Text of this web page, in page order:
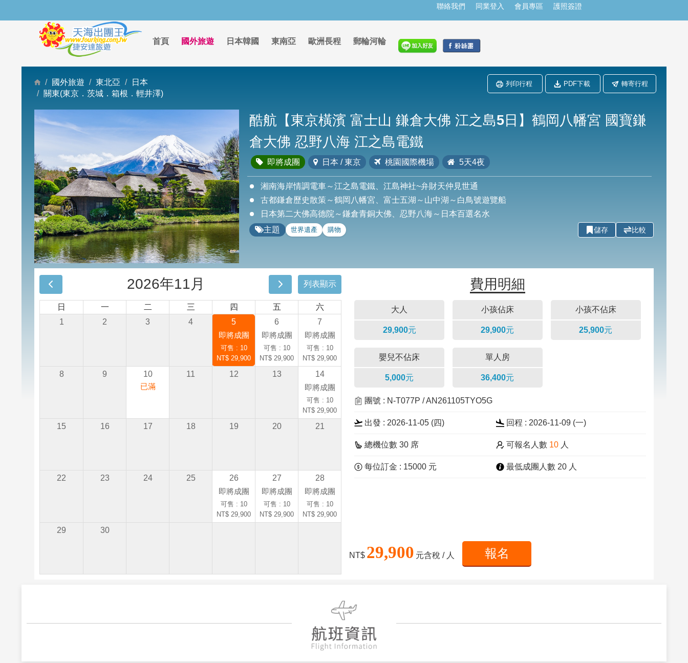
聯絡我們 同業登入 會員專區 護照簽證
首頁 國外旅遊 日本韓國 東南亞 歐洲長程 郵輪河輪
國外旅遊 東北亞
日本
關東(東京．茨城．箱根．輕井澤)
列印行程 PDF下載 轉寄行程
酷航【東京橫濱 富士山 鎌倉大佛 江之島5日】鶴岡八幡宮 國寶鎌
倉大佛 忍野八海 江之島電鐵
即將成團 日本 / 東京 桃園國際機場 5天4夜
湘南海岸情調電車～江之島電鐵、江島神社~弁財天仲見世通
古都鎌倉歷史散策～鶴岡八幡宮、富士五湖～山中湖～白鳥號遊覽船
日本第二大佛高德院～鎌倉青銅大佛、忍野八海～日本百選名水
主題
世界遺產 購物 儲存 比較
2026年11月 列表顯示
日 一 二 三 四 五
六
1
2 3 4
5
即將成團
可售 : 10
NT$ 29,900
6
即將成團
可售 : 10
NT$ 29,900
7
即將成團
可售 : 10
NT$ 29,900
8 9
10
已滿
11 12 13
14
即將成團
可售 : 10
NT$ 29,900
15 16 17 18 19 20 21
22 23 24 25
26
即將成團
可售 : 10
NT$ 29,900
27
即將成團
可售 : 10
NT$ 29,900
28
即將成團
可售 : 10
NT$ 29,900
29 30
費用明細
大人 小孩佔床 小孩不佔床
29,900元 29,900元 25,900元
嬰兒不佔床 單人房
5,000元 36,400元
團號 : N-T077P / AN261105TYO5G
出發 : 2026-11-05 (四) 回程 : 2026-11-09 (一)
總機位數 30 席 可報名人數 10人
每位訂金 : 15000 元 最低成團人數 20 人
NT$ 29,900 元含稅 / 人 報名